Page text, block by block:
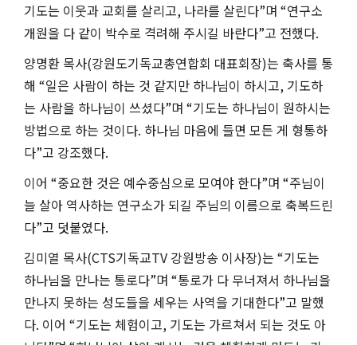
기도는 이웃과 교회를 살리고, 나라를 살린다”며 “연구소
개원을 다 같이 박수로 격려해 주시길 바란다”고 전했다.
양명환 목사(강원도기독교총연합회 대표회장)는 축사를 통
해 “일은 사람이 하는 것 같지만 하나님이 하시고, 기도하
는 사람을 하나님이 쓰셨다”며 “기도는 하나님이 원하시는
방법으로 하는 것이다. 하나님 마음에 들면 모든 게 형통하
다”고 강조했다.
이어 “중요한 것은 예수중심으로 모여야 한다”며 “주님이
늘 살아 역사하는 연구소가 되길 주님의 이름으로 축복드린
다”고 덧붙였다.
김미열 목사(CTS기독교TV 강원방송 이사장)는 “기도는
하나님을 만나는 통로다”며 “통로가 다 무너져서 하나님을
만나지 못하는 성도들을 세우는 사역을 기대한다”고 말했
다. 이어 “기도는 체험이고, 기도는 가르쳐서 되는 것도 아